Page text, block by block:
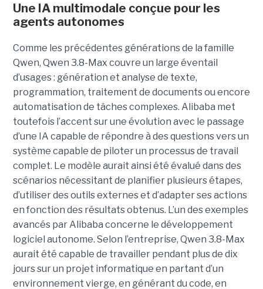
Une IA multimodale conçue pour les
agents autonomes
Comme les précédentes générations de la famille
Qwen, Qwen 3.8-Max couvre un large éventail
d’usages : génération et analyse de texte,
programmation, traitement de documents ou encore
automatisation de tâches complexes. Alibaba met
toutefois l’accent sur une évolution avec le passage
d’une IA capable de répondre à des questions vers un
système capable de piloter un processus de travail
complet. Le modèle aurait ainsi été évalué dans des
scénarios nécessitant de planifier plusieurs étapes,
d’utiliser des outils externes et d’adapter ses actions
en fonction des résultats obtenus. L’un des exemples
avancés par Alibaba concerne le développement
logiciel autonome. Selon l’entreprise, Qwen 3.8-Max
aurait été capable de travailler pendant plus de dix
jours sur un projet informatique en partant d’un
environnement vierge, en générant du code, en